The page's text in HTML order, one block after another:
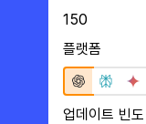
150
플랫폼
업데이트 빈도